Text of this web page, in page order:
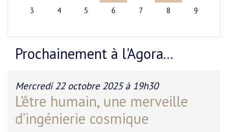
3
4 5 6 7 8 9
Prochainement à l'Agora...
Mercredi 22 octobre 2025 à 19h30
L’être humain, une merveille
d’ingénierie cosmique